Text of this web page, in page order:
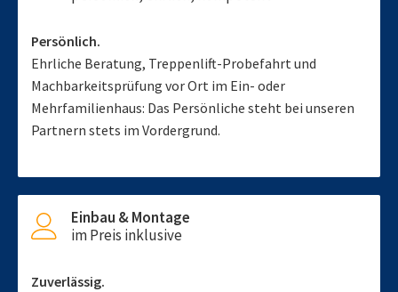
Persönlich.
Ehrliche Beratung, Treppenlift-Probefahrt und
Machbarkeitsprüfung vor Ort im Ein- oder
Mehrfamilienhaus: Das Persönliche steht bei unseren
Partnern stets im Vordergrund.
Einbau & Montage
im Preis inklusive
Zuverlässig.